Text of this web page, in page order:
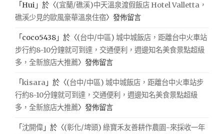
「Hui 」於〈(宜蘭/礁溪)中天溫泉渡假飯店 Hotel Valletta，
礁溪少見的歐風豪華溫泉住宿〉發佈留言
「 coco5438 」於〈(台中/中區) 城中城飯店，距離台中火車站
步行約8-10分鐘就可到達，交通便利，週邊知名美食景點超級
多，全新旅店大推薦〉發佈留言
「kisara 」於〈(台中/中區) 城中城飯店，距離台中火車站步
行約8-10分鐘就可到達，交通便利，週邊知名美食景點超級
多，全新旅店大推薦〉發佈留言
「沈開偉 」於〈(彰化/埤頭) 綠寶禾友善耕作農園-來採收一年